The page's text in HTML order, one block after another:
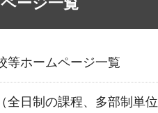
等ホームページ一覧
全日制の課程、多部制単位